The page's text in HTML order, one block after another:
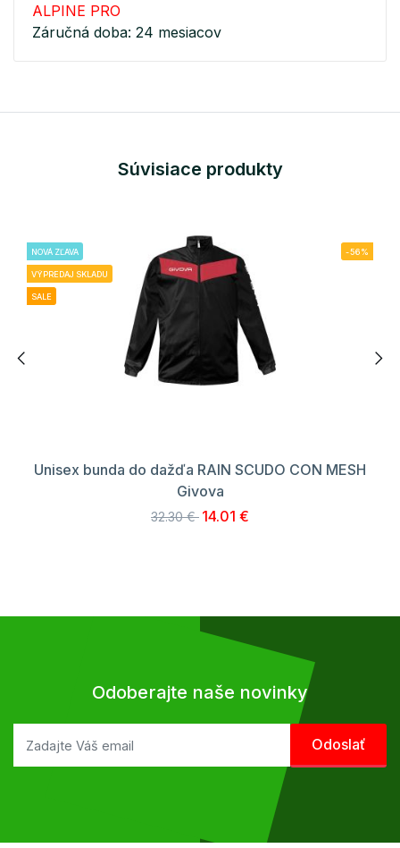
ALPINE PRO
Záručná doba: 24 mesiacov
Súvisiace produkty
NOVÁ ZĽAVA
VÝPREDAJ SKLADU
SALE
-56%
Unisex bunda do dažďa RAIN SCUDO CON MESH
Givova
32.30 € 14.01 €
Odoberajte naše novinky